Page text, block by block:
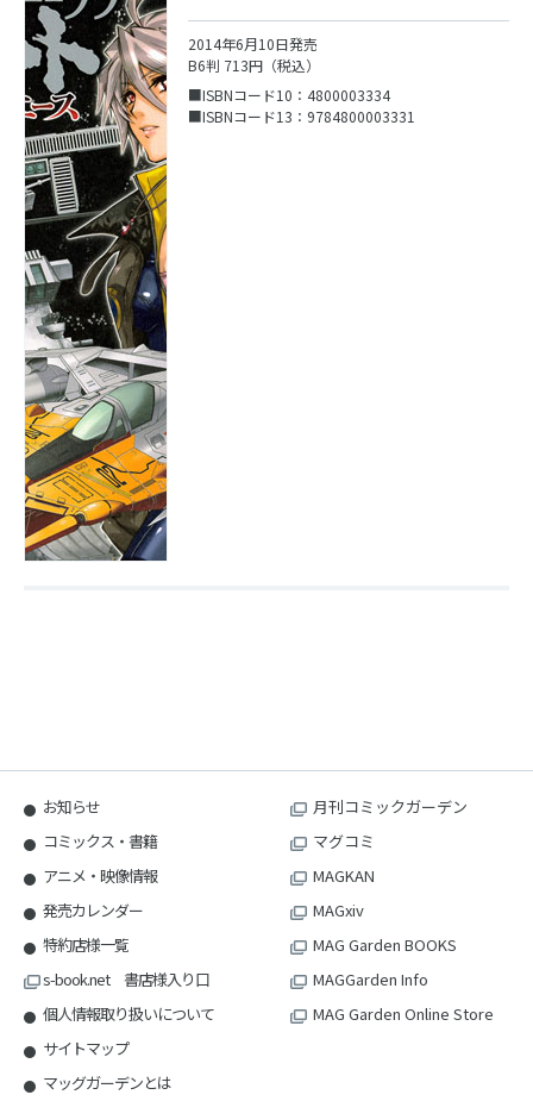
2014年6月10日発売
B6判 713円（税込）
■ISBNコード10：4800003334
■ISBNコード13：9784800003331
お知らせ
コミックス・書籍
アニメ・映像情報
発売カレンダー
特約店様一覧
s-book.net 書店様入り口
個人情報取り扱いについて
サイトマップ
マッグガーデンとは
月刊コミックガーデン
マグコミ
MAGKAN
MAGxiv
MAG Garden BOOKS
MAGGarden Info
MAG Garden Online Store